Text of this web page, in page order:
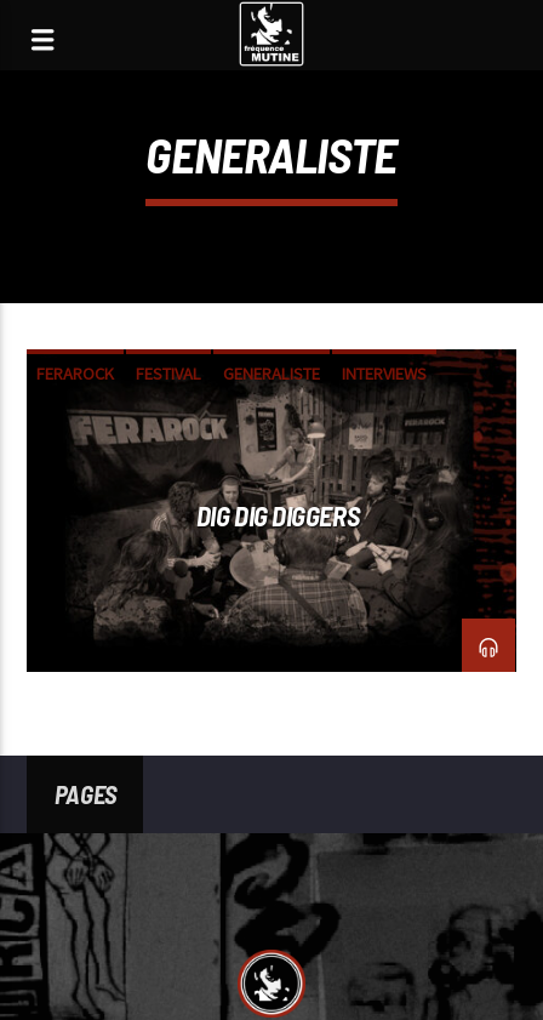
GENERALISTE
FERAROCK FESTIVAL GENERALISTE INTERVIEWS
DIG DIG DIGGERS
PAGES